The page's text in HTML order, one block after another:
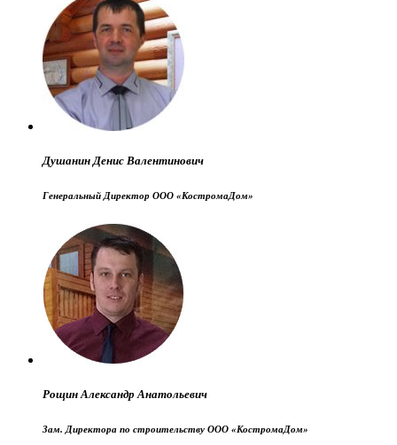
Душанин Денис Валентинович
Генеральный Директор ООО «КостромаДом»
Рощин Александр Анатольевич
Зам. Директора по строительству ООО «КостромаДом»